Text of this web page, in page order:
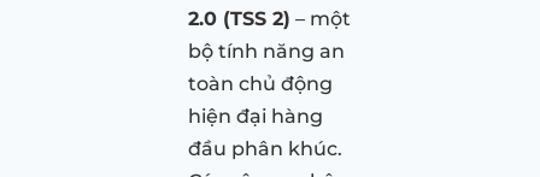
2.0 (TSS 2) – một
bộ tính năng an
toàn chủ động
hiện đại hàng
đầu phân khúc.